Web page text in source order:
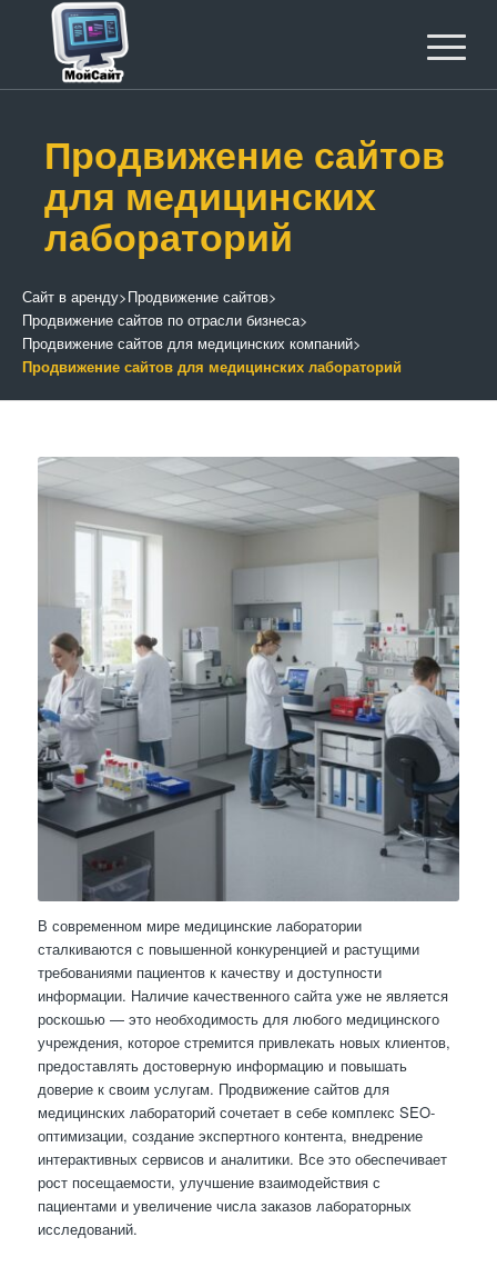
Продвижение сайтов
для медицинских
лабораторий
Сайт в аренду>Продвижение сайтов>
Продвижение сайтов по отрасли бизнеса>
Продвижение сайтов для медицинских компаний>
Продвижение сайтов для медицинских лабораторий
В современном мире медицинские лаборатории
сталкиваются с повышенной конкуренцией и растущими
требованиями пациентов к качеству и доступности
информации. Наличие качественного сайта уже не является
роскошью — это необходимость для любого медицинского
учреждения, которое стремится привлекать новых клиентов,
предоставлять достоверную информацию и повышать
доверие к своим услугам. Продвижение сайтов для
медицинских лабораторий сочетает в себе комплекс SEO-
оптимизации, создание экспертного контента, внедрение
интерактивных сервисов и аналитики. Все это обеспечивает
рост посещаемости, улучшение взаимодействия с
пациентами и увеличение числа заказов лабораторных
исследований.